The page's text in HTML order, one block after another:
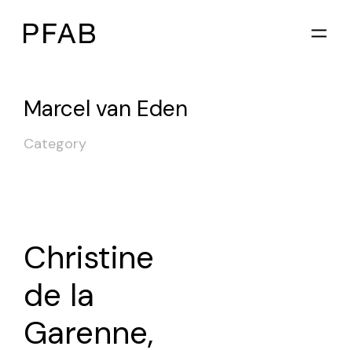
Marcel van Eden
Category
Christine
de la
Garenne,